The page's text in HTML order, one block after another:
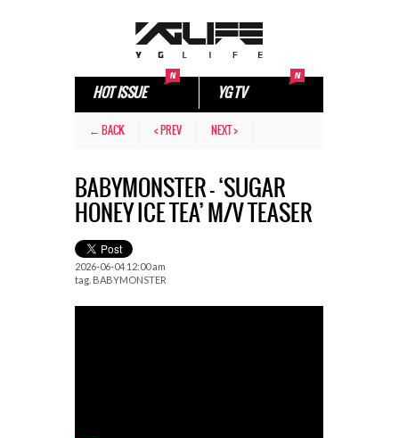
HOT ISSUE YG TV
← BACK < PREV NEXT >
BABYMONSTER – ‘SUGAR
HONEY ICE TEA’ M/V TEASER
2026-06-04 12:00 am
tag. BABYMONSTER